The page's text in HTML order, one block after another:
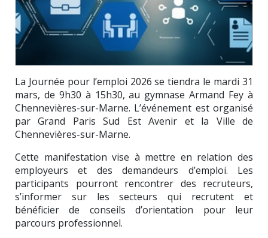
La Journée pour l’emploi 2026 se tiendra le mardi 31
mars, de 9h30 à 15h30, au gymnase Armand Fey à
Chennevières-sur-Marne. L’événement est organisé
parGrand Paris Sud Est Avenir et la Ville de
Chennevières-sur-Marne.
Cette manifestation vise à mettre en relation des
employeurs et des demandeurs d’emploi. Les
participants pourront rencontrer des recruteurs,
s’informer sur les secteurs qui recrutent et
bénéficier de conseils d’orientation pour leur
parcours professionnel.